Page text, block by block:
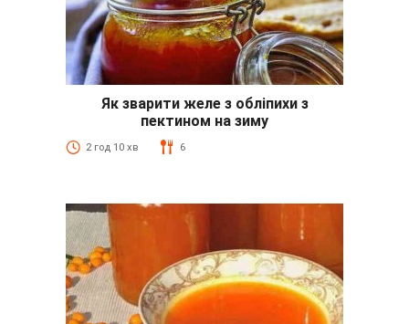
Як зварити желе з обліпихи з
пектином на зиму
2 год 10 хв 6